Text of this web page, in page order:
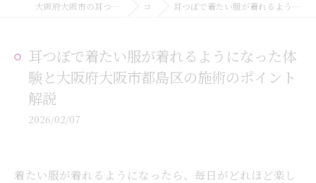
大阪府大阪市の耳つぼなら耳つぼダイエットサロンふーみん コラム 耳つぼで着たい服が着れるようになった体験と大阪府大阪市都島区の施術のポイント解説
耳つぼで着たい服が着れるようになった体
験と大阪府大阪市都島区の施術のポイント
解説
2026/02/07
着たい服が着れるようになったら、毎日がどれほど楽し